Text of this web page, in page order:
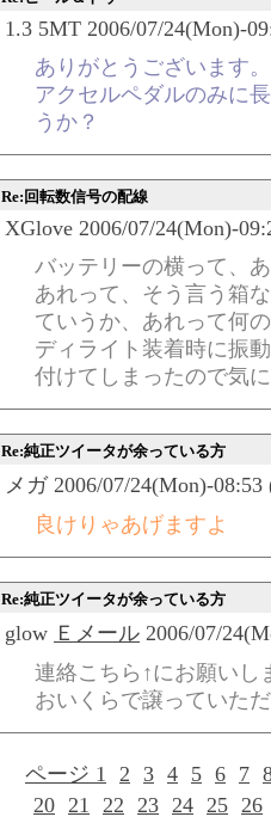
1.3 5MT 2006/07/24(Mon)-
ありがとうございます。
アクセルペダルのみに
うか？
Re:回転数信号の配線
XGlove 2006/07/24(Mon)-
バッテリーの横って、
あれって、そう言う箱
ていうか、あれって何
ディライト装着時に振
付けてしまったので気
Re:純正ツイータが余っている方
メガ 2006/07/24(Mon)-08:53
良けりゃあげますよ
Re:純正ツイータが余っている方
glow Ｅメール 2006/07/
連絡こちら↑にお願いし
おいくらで譲っていた
ページ 1 2 3 4 5 6 7
20 21 22 23 24 25 26